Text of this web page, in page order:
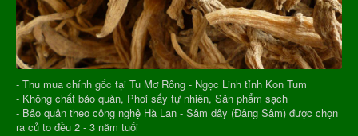
- Thu mua chính gốc tại Tu Mơ Rông - Ngọc Linh tỉnh Kon Tum
- Không chất bảo quản, Phơi sấy tự nhiên, Sản phẩm sạch
- Bảo quản theo công nghệ Hà Lan - Sâm dây (Đảng Sâm) được chọn
ra củ to đều 2 - 3 năm tuổi